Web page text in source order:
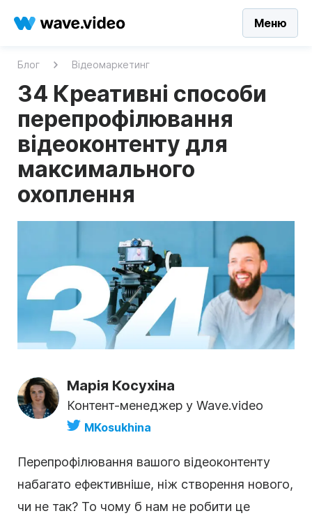
Меню
Блог Відеомаркетинг
34 Креативні способи
перепрофілювання
відеоконтенту для
максимального
охоплення
Марія Косухіна
Контент-менеджер у Wave.video
MKosukhina
Перепрофілювання вашого відеоконтенту
набагато ефективніше, ніж створення нового,
чи не так? То чому б нам не робити це